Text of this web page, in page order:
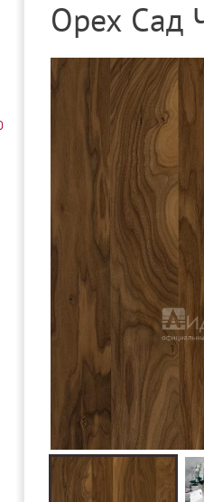
Орех Сад